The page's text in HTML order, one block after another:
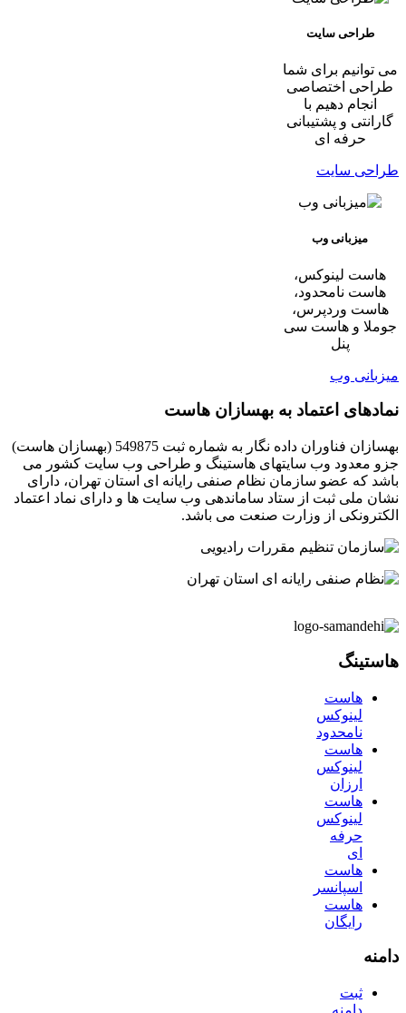
طراحی سایت
می توانیم برای شما
طراحی اختصاصی
انجام دهیم با
گارانتی و پشتیبانی
حرفه ای
طراحی سایت
میزبانی وب
هاست لینوکس،
هاست نامحدود،
هاست وردپرس،
جوملا و هاست سی
پنل
میزبانی وب
نمادهای اعتماد به بهسازان هاست
بهسازان فناوران داده نگار به شماره ثبت 549875 (بهسازان هاست)
جزو معدود وب سایتهای هاستینگ و طراحی وب سایت کشور می
باشد که عضو سازمان نظام صنفی رایانه ای استان تهران، دارای
نشان ملی ثبت از ستاد ساماندهی وب سایت ها و دارای نماد اعتماد
الکترونکی از وزارت صنعت می باشد.
هاستینگ
هاست
لینوکس
نامحدود
هاست
لینوکس
ارزان
هاست
لینوکس
حرفه
ای
هاست
اسپانسر
هاست
رایگان
دامنه
ثبت
دامنه